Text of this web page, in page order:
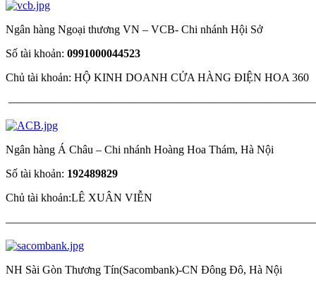
Ngân hàng Ngoại thương VN – VCB- Chi nhánh Hội Sở
Số tài khoản: 0991000044523
Chủ tài khoản: HỘ KINH DOANH CỬA HÀNG ĐIỆN HOA 360
Ngân hàng Á Châu – Chi nhánh Hoàng Hoa Thám, Hà Nội
Số tài khoản: 192489829
Chủ tài khoản:LÊ XUÂN VIỄN
NH Sài Gòn Thương Tín(Sacombank)-CN Đông Đô, Hà Nội